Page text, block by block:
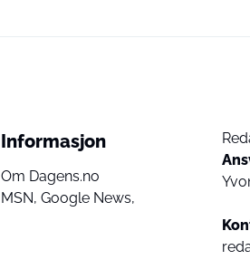
Informasjon
Om Dagens.no
MSN, Google News,